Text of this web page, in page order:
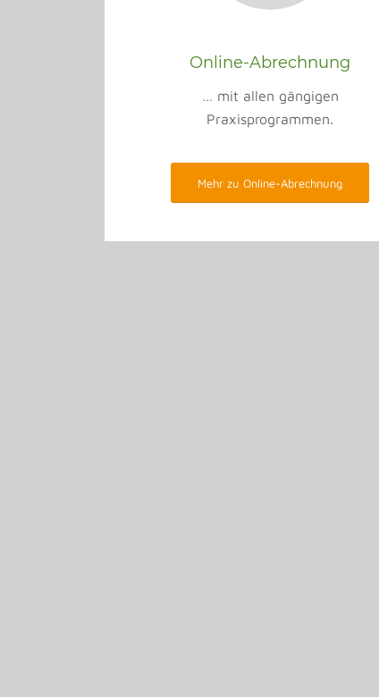
Online-Abrechnung
… mit allen gängigen
Praxisprogrammen.
Mehr zu Online-Abrechnung